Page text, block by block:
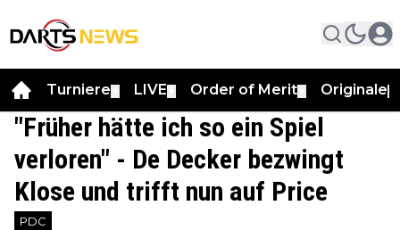
Turniere LIVE Order of Merit Originale
"Früher hätte ich so ein Spiel
verloren" - De Decker bezwingt
Klose und trifft nun auf Price
PDC